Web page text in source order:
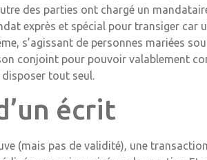
des parties ont chargé un
exprès et spécial pour transiger car
s’agissant de personnes mariées
conjoint pour pouvoir valablement
tout seul.
écrit
(mais pas de validité), une